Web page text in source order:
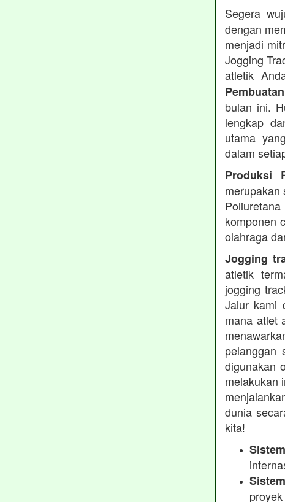
Segera
dengan
menjadi
Jogging
atletik
bulan ini.
lengkap
utama
dalam
Produksi
merupakan
komponen
olahraga
Jogging
atletik
jogging
Jalur kami
mana atlet
pelanggan
digunakan
melakukan
dunia
kita!